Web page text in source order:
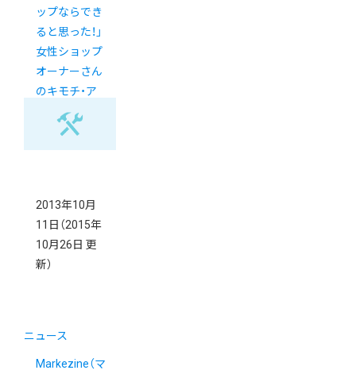
ップならでき
ると思った！」
女性ショップ
オーナーさん
のキモチ・ア
ンケート大公
2013年10月
11日 （2015年
10月26日 更
新）
ニュース
Markezine（マ